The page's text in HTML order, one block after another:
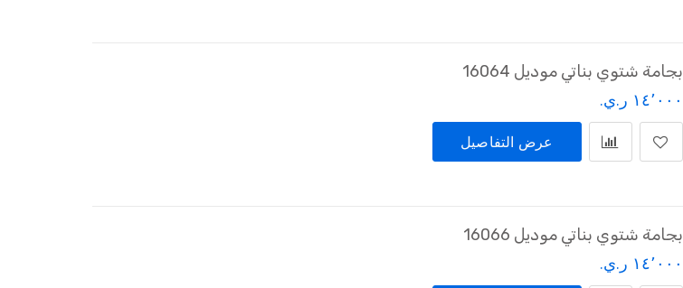
بجامة شتوي بناتي موديل 16064
١٤٬٠٠٠ ر.ي.‏
عرض التفاصيل
بجامة شتوي بناتي موديل 16066
١٤٬٠٠٠ ر.ي.‏